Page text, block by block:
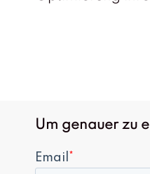
Um genauer zu